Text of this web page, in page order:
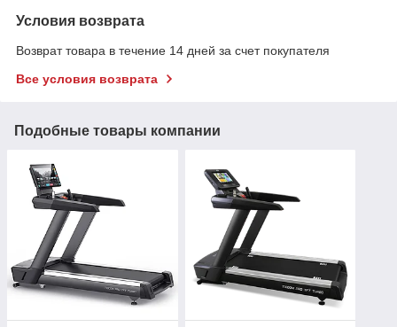
Условия возврата
Возврат товара в течение 14 дней за счет покупателя
Все условия возврата
Подобные товары компании